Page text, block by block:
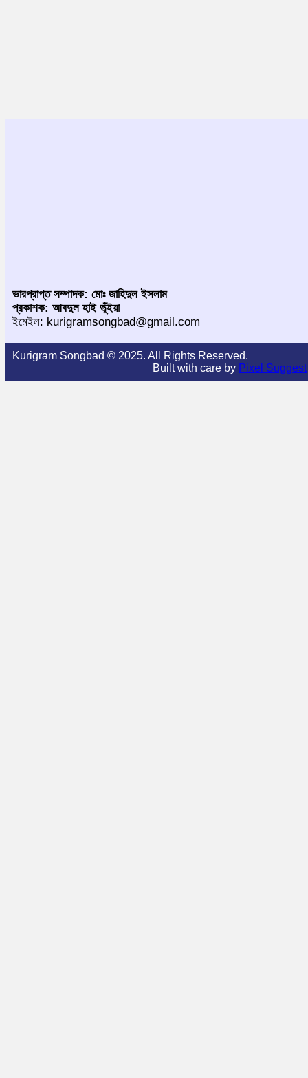
ভারপ্রাপ্ত সম্পাদক: মোঃ জাহিদুল ইসলাম
প্রকাশক: আবদুল হাই ভূঁইয়া
ইমেইল: kurigramsongbad@gmail.com
Kurigram Songbad © 2025. All Rights Reserved.
Built with care by Pixel Suggest